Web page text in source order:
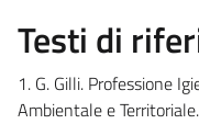
Testi di
1. G. Gilli. Professione
Ambientale e